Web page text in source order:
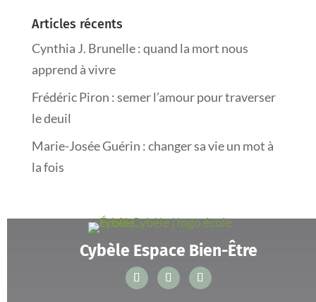
Articles récents
Cynthia J. Brunelle : quand la mort nous
apprend à vivre
Frédéric Piron : semer l’amour pour traverser
le deuil
Marie-Josée Guérin : changer sa vie un mot à
la fois
Cybèle Espace Bien-Être